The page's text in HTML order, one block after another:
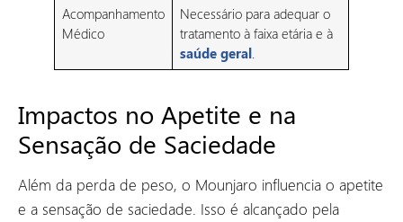
Acompanhamento
Médico
Necessário para adequar o
tratamento à faixa etária e à
saúde geral.
Impactos no Apetite e na
Sensação de Saciedade
Além da perda de peso, o Mounjaro influencia o apetite
e a sensação de saciedade. Isso é alcançado pela